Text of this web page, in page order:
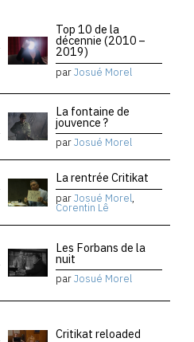
Top 10 de la
décennie (2010 –
2019)
parJosué Morel
La fontaine de
jouvence ?
parJosué Morel
La rentrée Critikat
parJosué Morel,
Corentin Lê
Les Forbans de la
nuit
parJosué Morel
Critikat reloaded